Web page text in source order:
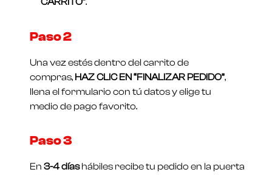
Paso 2
Una vez estés dentro del carrito de
compras, HAZ CLIC EN “FINALIZAR PEDIDO”,
llena el formulario con tú datos y elige tu
medio de pago favorito.
Paso 3
En3-4 díashábiles recibe tu pedido en la puerta